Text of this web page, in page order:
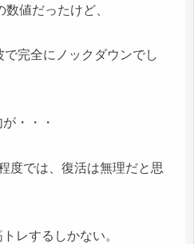
値だったけど、
完全にノックダウンでし
・・・
度では、復活は無理だと思
レするしかない。